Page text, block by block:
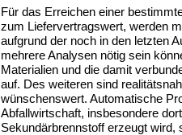
Für das Erreichen einer
zum Liefervertragswert, werden
aufgrund der noch in den letzten
mehrere Analysen nötig sein
Materialien und die damit
auf. Des weiteren sind
wünschenswert. Automatische
Abfallwirtschaft, insbesondere
Sekundärbrennstoff erzeugt wird,